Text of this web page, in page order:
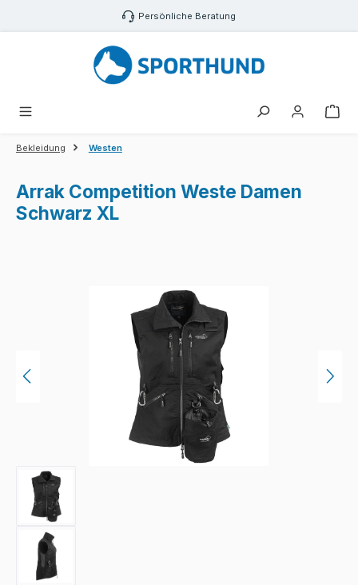
Zum Hauptinhalt springen Persönliche Beratung
Bekleidung Westen
Arrak Competition Weste Damen
Schwarz XL